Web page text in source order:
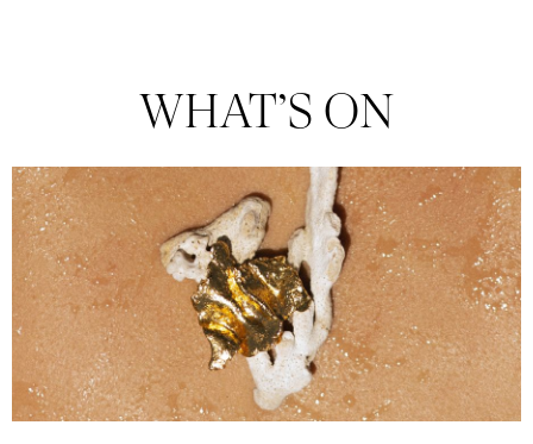
WHAT’S ON